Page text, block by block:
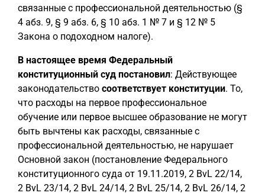
связанные с профессиональной деятельностью (§
4 абз. 9, § 9 абз. 6, § 10 абз. 1 № 7 и § 12 № 5
Закона о подоходном налоге).
В настоящее время Федеральный
конституционный суд постановил: Действующее
законодательство соответствует конституции. То,
что расходы на первое профессиональное
обучение или первое высшее образование не могут
быть вычтены как расходы, связанные с
профессиональной деятельностью, не нарушает
Основной закон (постановление Федерального
конституционного суда от 19.11.2019, 2 BvL 22/14,
2 BvL 23/14, 2 BvL 24/14, 2 BvL 25/14, 2 BvL 26/14, 2